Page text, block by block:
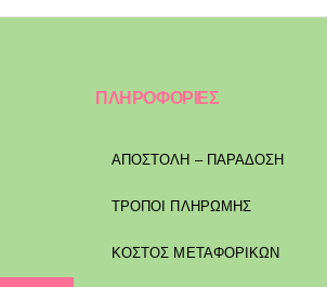
ΠΛΗΡΟΦΟΡΙΕΣ
ΑΠΟΣΤΟΛΉ – ΠΑΡΆΔΟΣΗ
ΤΡΌΠΟΙ ΠΛΗΡΩΜΉΣ
ΚΌΣΤΟΣ ΜΕΤΑΦΟΡΙΚΏΝ